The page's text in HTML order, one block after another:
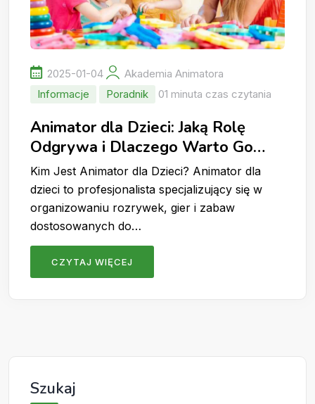
2025-01-04
Akademia Animatora
Informacje
Poradnik 01 minuta czas czytania
Animator dla Dzieci: Jaką Rolę
Odgrywa i Dlaczego Warto Go
Wynająć?
Kim Jest Animator dla Dzieci? Animator dla
dzieci to profesjonalista specjalizujący się w
organizowaniu rozrywek, gier i zabaw
dostosowanych do…
CZYTAJ WIĘCEJ
Szukaj